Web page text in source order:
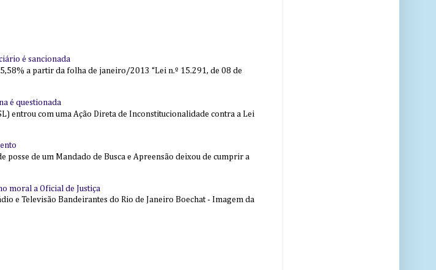
é sancionada
a partir da folha de janeiro/2013 “Lei n.º 15.291, de 08 de
é questionada
entrou com uma Ação Direta de Inconstitucionalidade contra a Lei
posse de um Mandado de Busca e Apreensão deixou de cumprir a
moral a Oficial de Justiça
e Televisão Bandeirantes do Rio de Janeiro Boechat - Imagem da